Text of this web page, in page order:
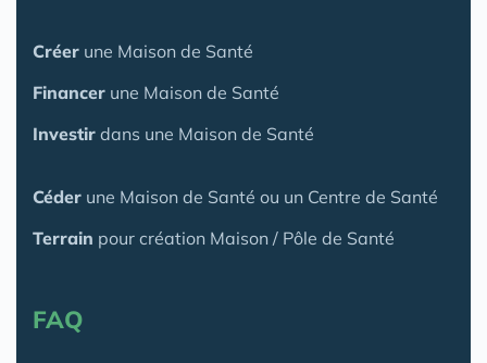
Créer une Maison de Santé
Financer une Maison de Santé
Investir dans une Maison de Santé
Céder une Maison de Santé ou un Centre de Santé
Terrain pour création Maison / Pôle de Santé
FAQ